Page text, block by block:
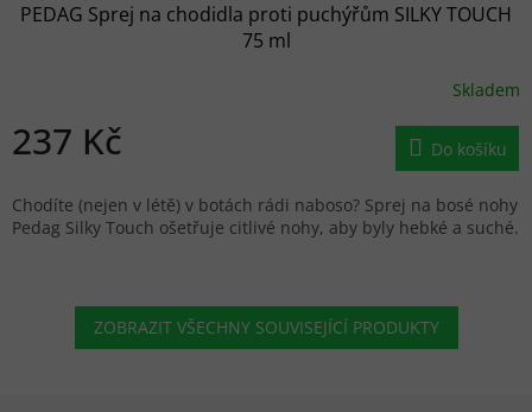
PEDAG Sprej na chodidla proti puchýřům SILKY TOUCH
75 ml
Skladem
237 Kč Do košíku
Chodíte (nejen v létě) v botách rádi naboso? Sprej na bosé nohy
Pedag Silky Touch ošetřuje citlivé nohy, aby byly hebké a suché.
ZOBRAZIT VŠECHNY SOUVISEJÍCÍ PRODUKTY